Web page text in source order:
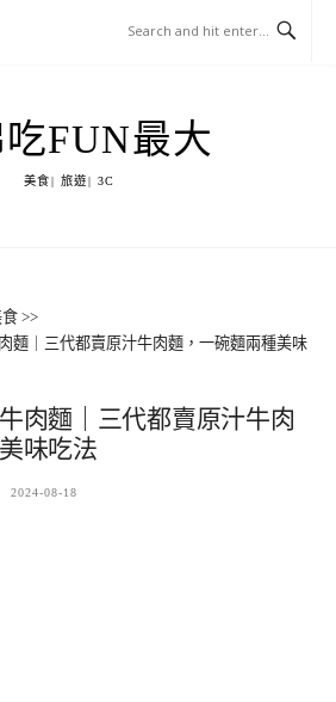
吃FUN最大
美食| 旅遊| 3C
>>
麵｜三代都賣原汁牛肉麵，一碗麵兩種美味
肉麵｜三代都賣原汁牛肉
味吃法
2024-08-18